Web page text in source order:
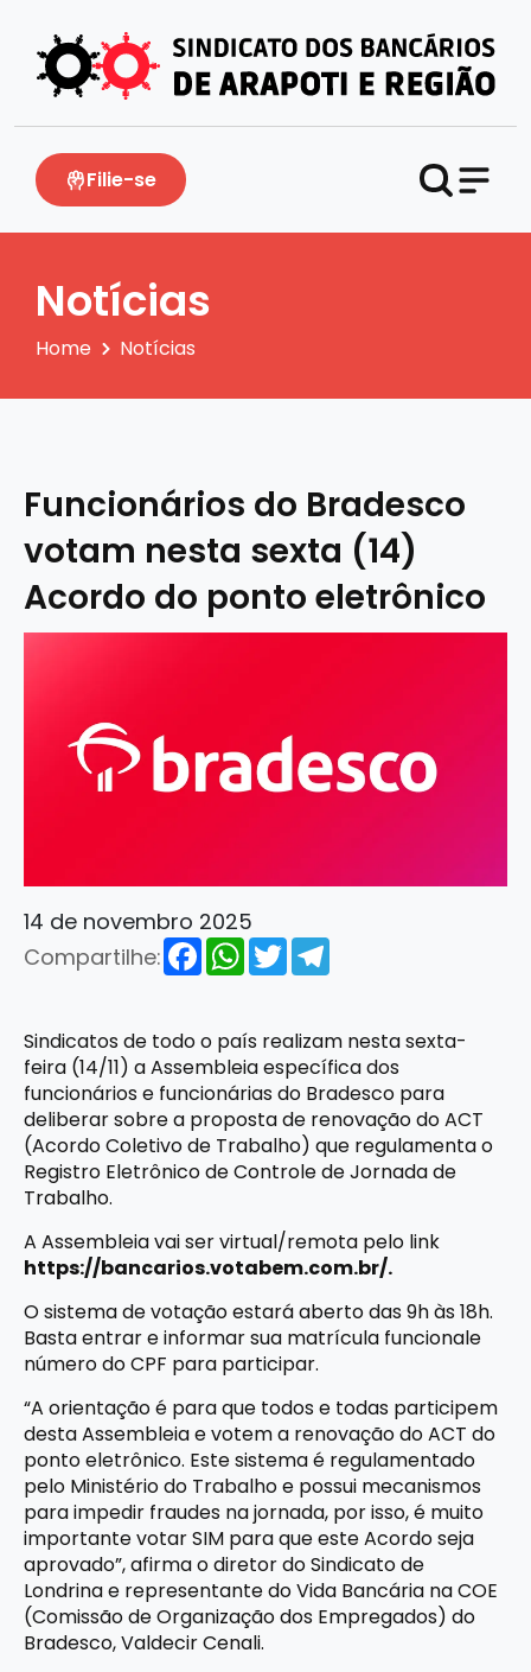
Filie-se
Notícias
Home Notícias
Funcionários do Bradesco
votam nesta sexta (14)
Acordo do ponto eletrônico
14 de novembro 2025
Compartilhe:
FacebookWhatsApp
Twitter
Sindicatos de todo o país realizam nesta sexta-
feira (14/11) a Assembleia específica dos
funcionários e funcionárias do Bradesco para
deliberar sobre a proposta de renovação do ACT
(Acordo Coletivo de Trabalho) que regulamenta o
Registro Eletrônico de Controle de Jornada de
Trabalho.
A Assembleia vai ser virtual/remota pelo link
https://bancarios.votabem.com.br/.
O sistema de votação estará aberto das 9h às 18h.
Basta entrar e informar sua matrícula funcionale
número do CPF para participar.
“A orientação é para que todos e todas participem
desta Assembleia e votem a renovação do ACT do
ponto eletrônico. Este sistema é regulamentado
pelo Ministério do Trabalho e possui mecanismos
para impedir fraudes na jornada, por isso, é muito
importante votar SIM para que este Acordo seja
aprovado”, afirma o diretor do Sindicato de
Londrina e representante do Vida Bancária na COE
(Comissão de Organização dos Empregados) do
Bradesco, Valdecir Cenali.